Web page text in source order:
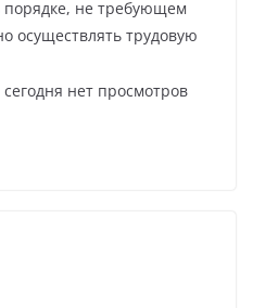
не требующем
осуществлять трудовую
нет просмотров